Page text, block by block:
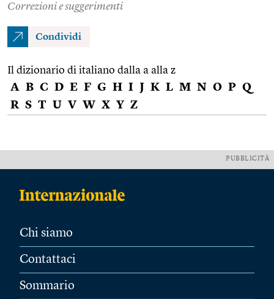
Correzioni e suggerimenti
Condividi
Il dizionario di italiano dalla a alla z
A B C D E F G H I J K L M N O P Q
R S T U V W X Y Z
PUBBLICITÀ
Chi siamo
Contattaci
Sommario